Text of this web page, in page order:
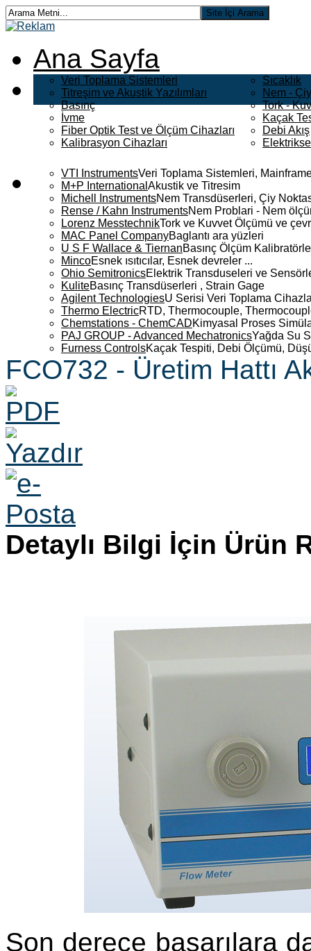
Ana Sayfa
Veri Toplama Sistemleri
Titreşim ve Akustik Yazılımları
Basınç
İvme
Fiber Optik Test ve Ölçüm Cihazları
Kalibrasyon Cihazları
Sıcaklık
Nem -
Tork -
Kaçak
Debi Akış
VTI InstrumentsVeri Toplama Sistemleri,
M+P International Akustik ve Titresim
Michell InstrumentsNem Transdüserleri, Çiy
Rense / Kahn InstrumentsNem Problari - Nem
Lorenz MesstechnikTork ve Kuvvet Ölçümü ve
MAC Panel CompanyBaglantı ara yüzleri
U S F Wallace & TiernanBasınç Ölçüm
MincoEsnek ısıtıcılar, Esnek devreler ...
Ohio SemitronicsElektrik Transduseleri ve
KuliteBasınç Transdüserleri , Strain Gage
Agilent TechnologiesU Serisi Veri Toplama
Thermo ElectricRTD, Thermocouple,
Chemstations - ChemCADKimyasal Proses
PAJ GROUP - Advanced MechatronicsYağda Su
Furness ControlsKaçak Tespiti, Debi Ölçümü,
FCO732 - Üretim Hattı
Detaylı Bilgi İçin Ürün
Son derece başarılara